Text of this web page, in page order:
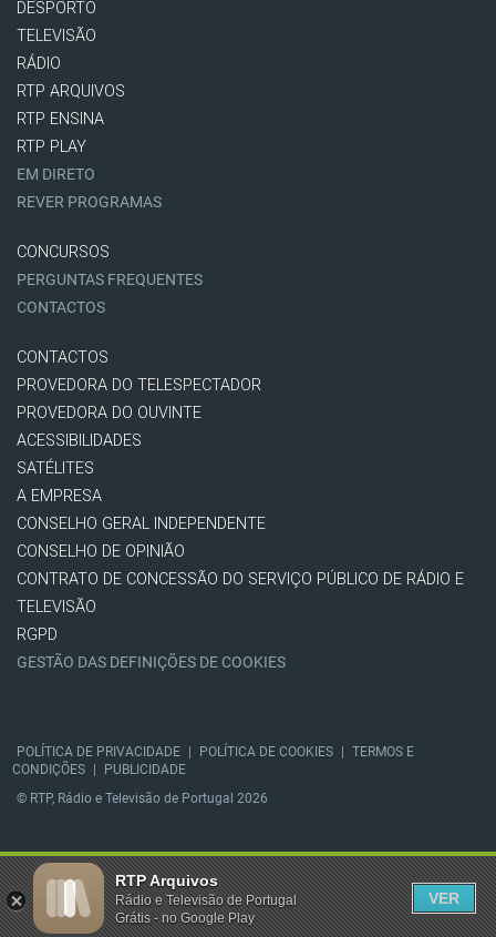
DESPORTO
TELEVISÃO
RÁDIO
RTP ARQUIVOS
RTP ENSINA
RTP PLAY
EM DIRETO
REVER PROGRAMAS
CONCURSOS
PERGUNTAS FREQUENTES
CONTACTOS
CONTACTOS
PROVEDORA DO TELESPECTADOR
PROVEDORA DO OUVINTE
ACESSIBILIDADES
SATÉLITES
A EMPRESA
CONSELHO GERAL INDEPENDENTE
CONSELHO DE OPINIÃO
CONTRATO DE CONCESSÃO DO SERVIÇO PÚBLICO DE RÁDIO E
TELEVISÃO
RGPD
GESTÃO DAS DEFINIÇÕES DE COOKIES
POLÍTICA DE PRIVACIDADE POLÍTICA DE COOKIES
TERMOS E
CONDIÇÕES
PUBLICIDADE
© RTP, Rádio e Televisão de Portugal 2026
RTP Arquivos
Rádio e Televisão de Portugal
Grátis - no Google Play
VER